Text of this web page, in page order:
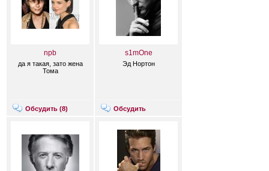
npb
да я такая, зато жена
Тома
Обсудить (8)
s1mOne
Эд Нортон
Обсудить